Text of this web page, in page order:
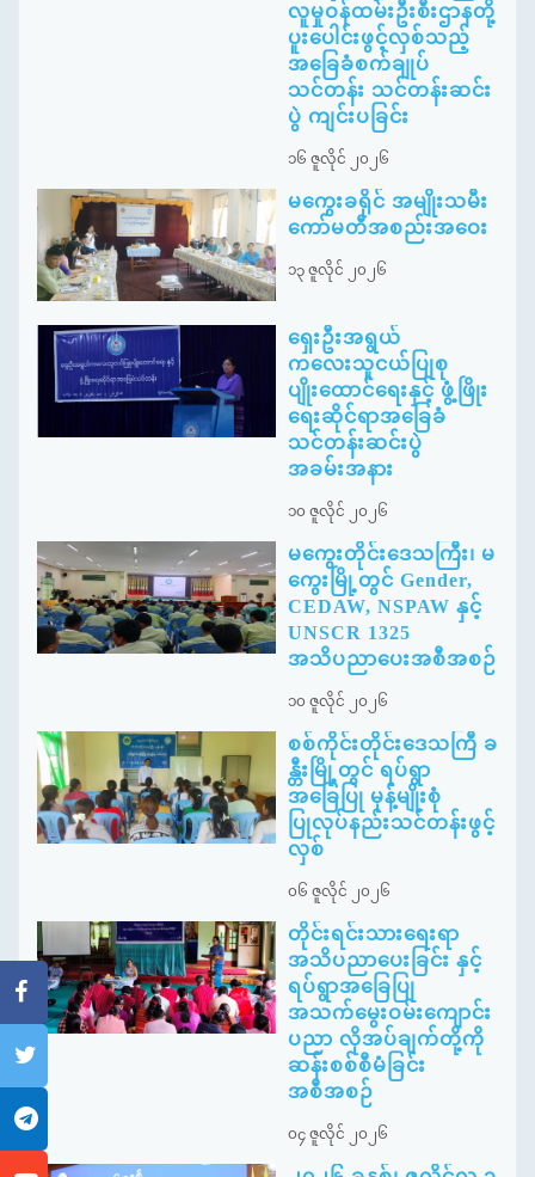
လူမှုဝန်ထမ်းဦးစီးဌာနတို့
ပူးပေါင်းဖွင့်လှစ်သည့်
အခြေခံစက်ချုပ်
သင်တန်း သင်တန်းဆင်း
ပွဲ ကျင်းပခြင်း
၁၆ ဇူလိုင် ၂၀၂၆
မကွေးခရိုင် အမျိုးသမီး
ကော်မတီအစည်းအဝေး
၁၃ ဇူလိုင် ၂၀၂၆
ရှေးဦးအရွယ်
ကလေးသူငယ်ပြုစု
ပျိုးထောင်ရေးနှင့် ဖွံ့ဖြိုး
ရေးဆိုင်ရာအခြေခံ
သင်တန်းဆင်းပွဲ
အခမ်းအနား
၁၀ ဇူလိုင် ၂၀၂၆
မကွေးတိုင်းဒေသကြီး၊ မ
ကွေးမြို့တွင် Gender,
CEDAW, NSPAW နှင့်
UNSCR 1325
အသိပညာပေးအစီအစဉ်
၁၀ ဇူလိုင် ၂၀၂၆
စစ်ကိုင်းတိုင်းဒေသကြီ ခ
န္တီးမြို့တွင် ရပ်ရွာ
အခြေပြု မုန့်မျိုးစုံ
ပြုလုပ်နည်းသင်တန်းဖွင့်
လှစ်
၀၆ ဇူလိုင် ၂၀၂၆
တိုင်းရင်းသားရေးရာ
အသိပညာပေးခြင်း နှင့်
ရပ်ရွာအခြေပြု
အသက်မွေးဝမ်းကျောင်း
ပညာ လိုအပ်ချက်တို့ကို
ဆန်းစစ်စီမံခြင်း
အစီအစဉ်
၀၄ ဇူလိုင် ၂၀၂၆